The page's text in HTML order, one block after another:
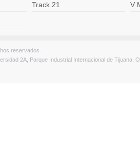
Track 21
V
reservados.
2A, Parque Industrial Internacional de Tijuana,